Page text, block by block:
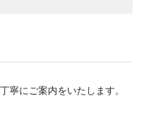
にご案内をいたします。